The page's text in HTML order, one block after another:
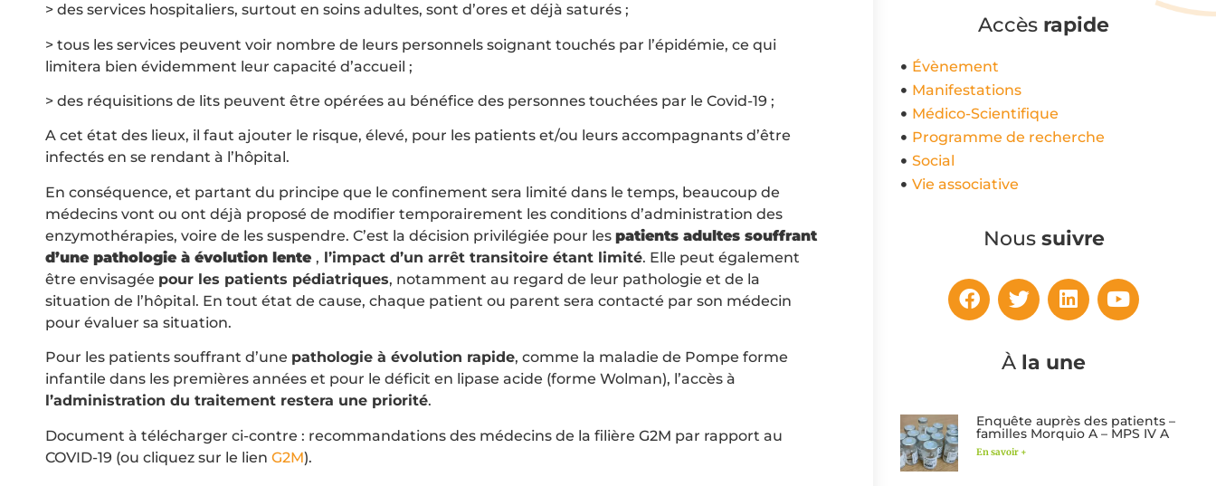
> des services hospitaliers, surtout en soins adultes, sont d’ores et déjà saturés ;
> tous les services peuvent voir nombre de leurs personnels soignant touchés par l’épidémie, ce qui
limitera bien évidemment leur capacité d’accueil ;
> des réquisitions de lits peuvent être opérées au bénéfice des personnes touchées par le Covid-19 ;
A cet état des lieux, il faut ajouter le risque, élevé, pour les patients et/ou leurs accompagnants d’être
infectés en se rendant à l’hôpital.
En conséquence, et partant du principe que le confinement sera limité dans le temps, beaucoup de
médecins vont ou ont déjà proposé de modifier temporairement les conditions d’administration des
enzymothérapies, voire de les suspendre. C’est la décision privilégiée pour les patients adultes souffrant
d’une pathologie à évolution lente , l’impact d’un arrêt transitoire étant limité. Elle peut également
être envisagée pour les patients pédiatriques, notamment au regard de leur pathologie et de la
situation de l’hôpital. En tout état de cause, chaque patient ou parent sera contacté par son médecin
pour évaluer sa situation.
Pour les patients souffrant d’une pathologie à évolution rapide, comme la maladie de Pompe forme
infantile dans les premières années et pour le déficit en lipase acide (forme Wolman), l’accès à
l’administration du traitement restera une priorité.
Document à télécharger ci-contre : recommandations des médecins de la filière G2M par rapport au
COVID-19 (ou cliquez sur le lien G2M).
Accès rapide
Évènement
Manifestations
Médico-Scientifique
Programme de recherche
Social
Vie associative
Nous suivre
À la une
Enquête auprès des patients –
familles Morquio A – MPS IV A
En savoir +